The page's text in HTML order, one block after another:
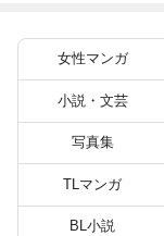
女性マンガ
小説・文芸
写真集
TLマンガ
BL小説